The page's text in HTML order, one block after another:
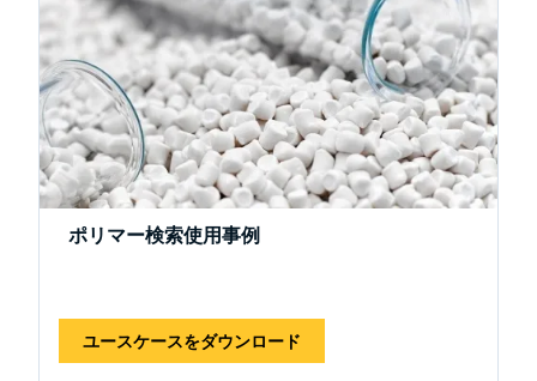
ポリマー検索使用事例
ユースケースをダウンロード